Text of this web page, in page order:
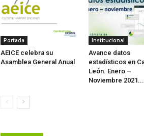
Portada
AEICE celebra su
Asamblea General Anual
Institucional
Avance datos
estadísticos en
León. Enero –
Noviembre 2021...